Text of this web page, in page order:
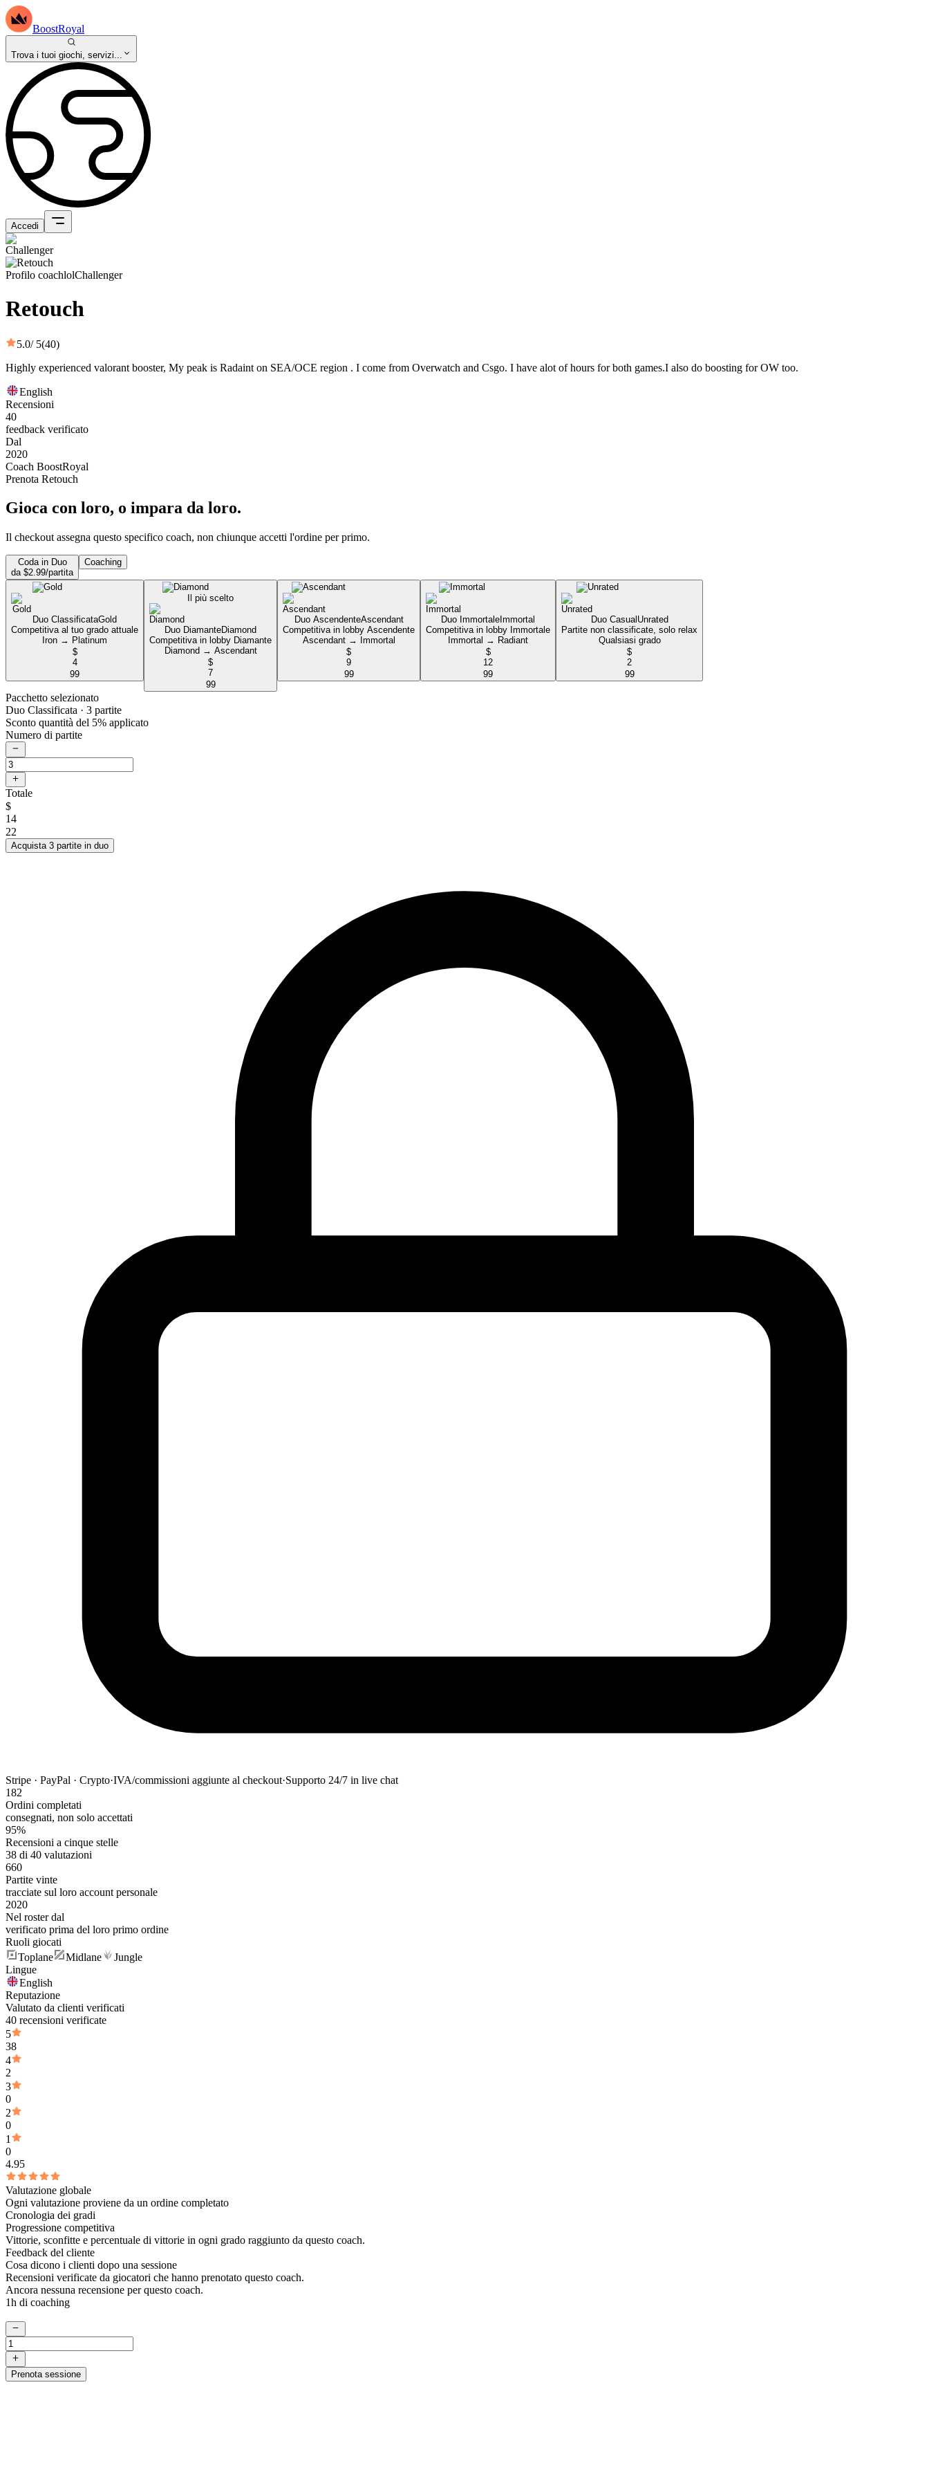
BoostRoyal
Trova i tuoi giochi, servizi...
Accedi
Profilo coachlolChallenger
Retouch
5.0/ 5(40)
Highly experienced valorant booster, My peak is Radaint on SEA/OCE region . I come from Overwatch and Csgo. I have alot of hours for both games.I also do boosting for OW too.
English
Recensioni
40
feedback verificato
Dal
2020
Coach BoostRoyal
Prenota Retouch
Gioca con loro, o impara da loro.
Il checkout assegna questo specifico coach, non chiunque accetti l'ordine per primo.
Coda in Duo
da $2.99/partita
Coaching
Duo ClassificataGold
Competitiva al tuo grado attuale
Iron → Platinum
$
4
99
Il più scelto
Duo DiamanteDiamond
Competitiva in lobby Diamante
Diamond → Ascendant
$
7
99
Duo AscendenteAscendant
Competitiva in lobby Ascendente
Ascendant → Immortal
$
9
99
Duo Immortale Immortal
Competitiva in lobby Immortale
Immortal → Radiant
$
12
99
Duo Casual Unrated
Partite non classificate, solo relax
Qualsiasi grado
$
2
99
Pacchetto selezionato
Duo Classificata · 3 partite
Sconto quantità del 5% applicato
Numero di partite
Totale
$
14
22
Acquista 3 partite in duo
Stripe · PayPal · Crypto·IVA/commissioni aggiunte al checkout·Supporto 24/7 in live chat
182
Ordini completati
consegnati, non solo accettati
95%
Recensioni a cinque stelle
38 di 40 valutazioni
660
Partite vinte
tracciate sul loro account personale
2020
Nel roster dal
verificato prima del loro primo ordine
Ruoli giocati
Toplane
Midlane
Jungle
Lingue
English
Reputazione
Valutato da clienti verificati
40 recensioni verificate
5
38
4
2
3
0
2
0
1
0
4.95
Valutazione globale
Ogni valutazione proviene da un ordine completato
Cronologia dei gradi
Progressione competitiva
Vittorie, sconfitte e percentuale di vittorie in ogni grado raggiunto da questo coach.
Feedback del cliente
Cosa dicono i clienti dopo una sessione
Recensioni verificate da giocatori che hanno prenotato questo coach.
Ancora nessuna recensione per questo coach.
1h di coaching
Prenota sessione